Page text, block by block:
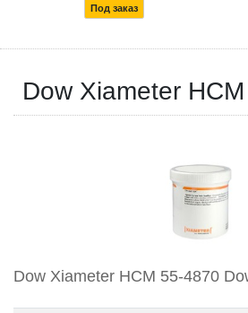
Под заказ
Dow Xiameter
Dow Xiameter HCM 55-4870